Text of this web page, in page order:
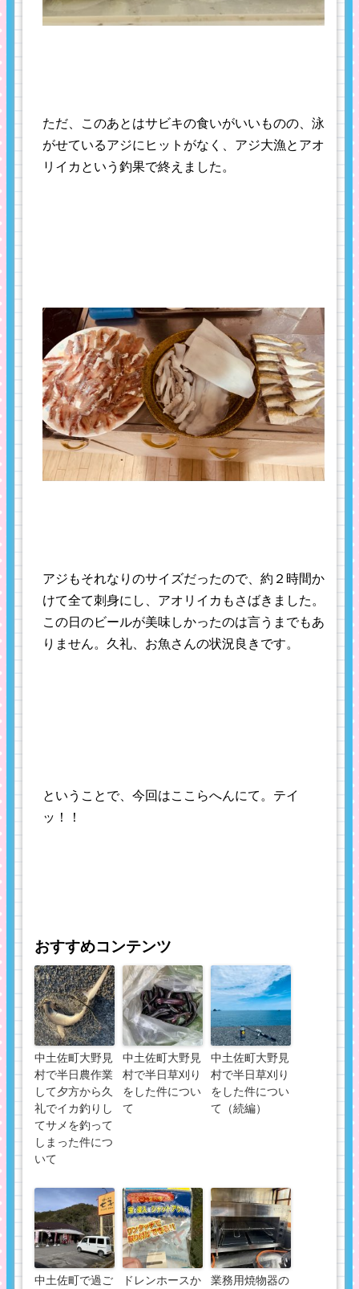
ただ、このあとはサビキの食いがいいものの、泳
がせているアジにヒットがなく、アジ大漁とアオ
リイカという釣果で終えました。
アジもそれなりのサイズだったので、約２時間か
けて全て刺身にし、アオリイカもさばきました。
この日のビールが美味しかったのは言うまでもあ
りません。久礼、お魚さんの状況良きです。
ということで、今回はここらへんにて。テイ
ッ！！
おすすめコンテンツ
中土佐町大野見
村で半日農作業
して夕方から久
礼でイカ釣りし
てサメを釣って
しまった件につ
いて
中土佐町大野見
村で半日草刈り
をした件につい
て
中土佐町大野見
村で半日草刈り
をした件につい
て（続編）
中土佐町で過ご
ドレンホースか
業務用焼物器の